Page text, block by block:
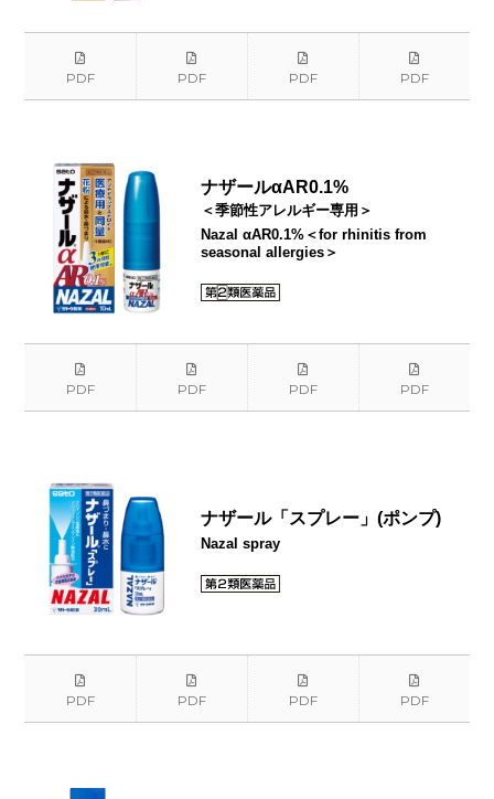
PDF PDF PDF PDF
ナザールαAR0.1%
＜季節性アレルギー専用＞
Nazal αAR0.1%＜for rhinitis from
seasonal allergies＞
PDF PDF PDF PDF
ナザール「スプレー」(ポンプ)
Nazal spray
PDF PDF PDF PDF